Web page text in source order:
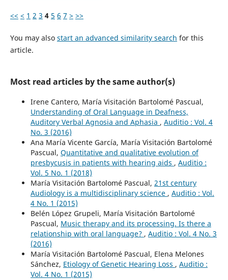
<< < 1 2 3 4 5 6 7 > >>
You may also start an advanced similarity search for this
article.
Most read articles by the same author(s)
Irene Cantero, María Visitación Bartolomé Pascual,
Understanding of Oral Language in Deafness,
Auditory Verbal Agnosia and Aphasia , Auditio : Vol. 4
No. 3 (2016)
Ana María Vicente García, María Visitación Bartolomé
Pascual, Quantitative and qualitative evolution of
presbycusis in patients with hearing aids , Auditio :
Vol. 5 No. 1 (2018)
María Visitación Bartolomé Pascual, 21st century
Audiology is a multidisciplinary science , Auditio : Vol.
4 No. 1 (2015)
Belén López Grupeli, María Visitación Bartolomé
Pascual, Music therapy and its processing. Is there a
relationship with oral language? , Auditio : Vol. 4 No. 3
(2016)
María Visitación Bartolomé Pascual, Elena Melones
Sánchez, Etiology of Genetic Hearing Loss , Auditio :
Vol. 4 No. 1 (2015)